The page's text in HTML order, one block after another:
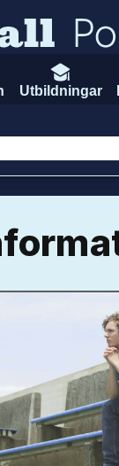
Utbildningar